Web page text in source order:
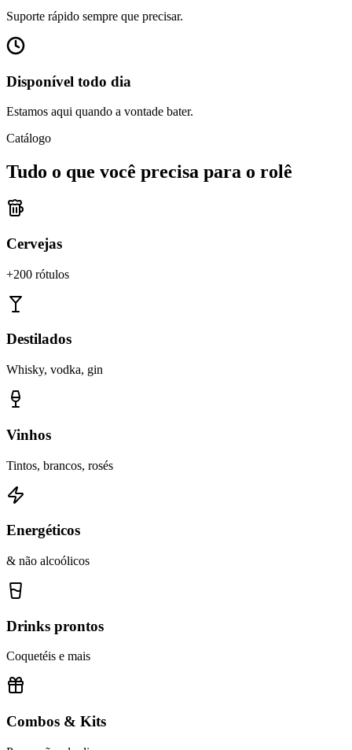
Suporte rápido sempre que precisar.
Disponível todo dia
Estamos aqui quando a vontade bater.
Catálogo
Tudo o que você precisa para o rolê
Cervejas
+200 rótulos
Destilados
Whisky, vodka, gin
Vinhos
Tintos, brancos, rosés
Energéticos
& não alcoólicos
Drinks prontos
Coquetéis e mais
Combos & Kits